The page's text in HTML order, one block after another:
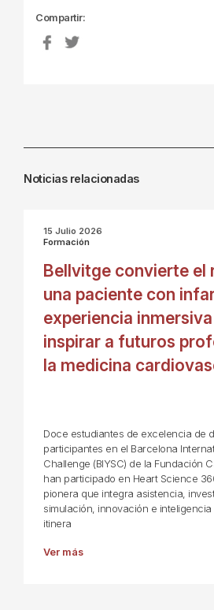
Compartir:
Noticias relacionadas
15 Julio 2026
Formación
Bellvitge convierte el
una paciente con
experiencia
inspirar a futuros
la medicina
Doce estudiantes de excelencia de
participantes en el Barcelona
Challenge (BIYSC) de la Fundación
han participado en Heart Science
pionera que integra asistencia,
simulación, innovación e
itinera
Ver más